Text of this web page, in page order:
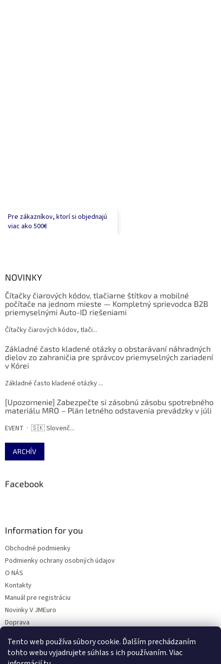
Tento web používa súbory cookie. Ďalším prechádzaním
tohto webu vyjadrujete súhlas s ich používaním. Viac
Pre zákazníkov, ktorí si objednajú
viac ako 500€
NOVINKY
Čítačky čiarových kódov, tlačiarne štítkov a mobilné
počítače na jednom mieste — Kompletný sprievodca B2B
priemyselnými Auto-ID riešeniami
Čítačky čiarových kódov, tlači...
Základné často kladené otázky o obstarávaní náhradných
dielov zo zahraničia pre správcov priemyselných zariadení
v Kórei
Základné často kladené otázky ...
[Upozornenie] Zabezpečte si zásobnú zásobu spotrebného
materiálu MRO – Plán letného odstavenia prevádzky v júli
EVENT · 🇸🇰 Slovenč...
ARCHÍV
Facebook
Information for you
Obchodné podmienky
Podmienky ochrany osobných údajov
O NÁS
Kontakty
Manuál pre registráciu
Novinky V JMEuro
Doprava
Prečo si vybrať 'Factory Use' ?